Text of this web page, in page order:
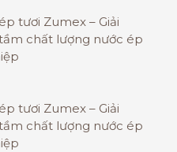
tươi Zumex – Giải
chất lượng nước ép
tươi Zumex – Giải
chất lượng nước ép